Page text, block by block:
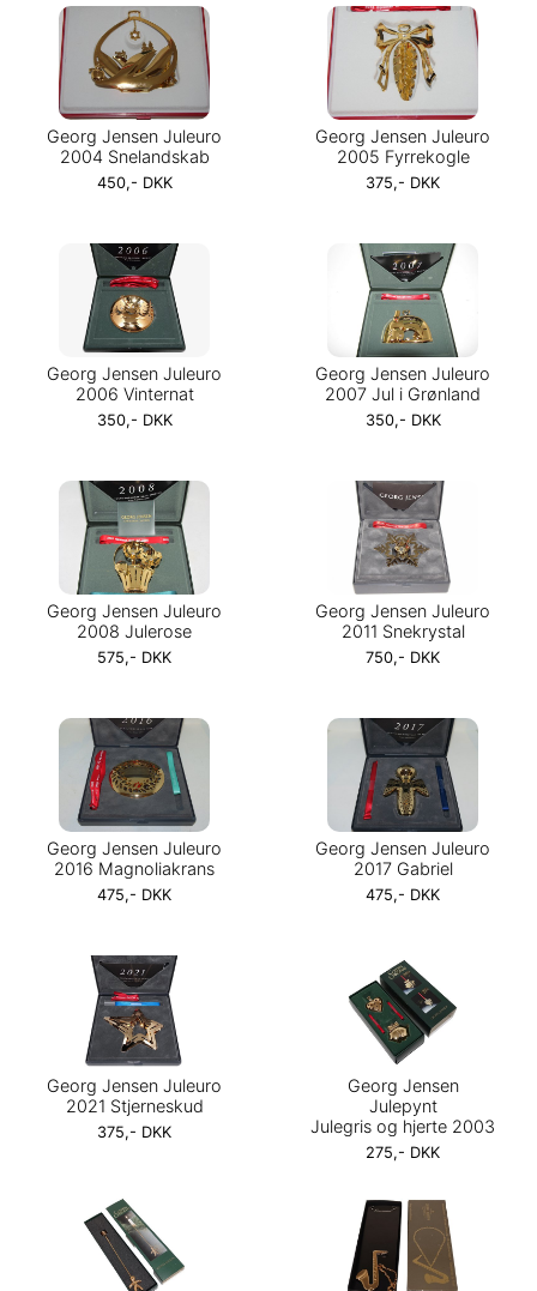
Georg Jensen Juleuro
2004 Snelandskab
450,- DKK
Georg Jensen Juleuro
2005 Fyrrekogle
375,- DKK
Georg Jensen Juleuro
2006 Vinternat
350,- DKK
Georg Jensen Juleuro
2007 Jul i Grønland
350,- DKK
Georg Jensen Juleuro
2008 Julerose
575,- DKK
Georg Jensen Juleuro
2011 Snekrystal
750,- DKK
Georg Jensen Juleuro
2016 Magnoliakrans
475,- DKK
Georg Jensen Juleuro
2017 Gabriel
475,- DKK
Georg Jensen Juleuro
2021 Stjerneskud
375,- DKK
Georg Jensen
Julepynt
Julegris og hjerte 2003
275,- DKK